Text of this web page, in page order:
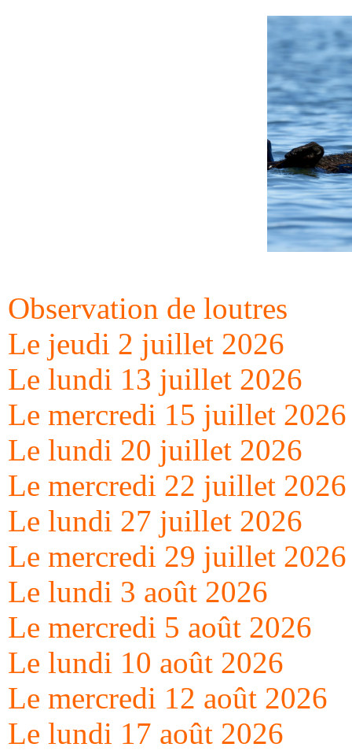
Observation de loutres
Le jeudi 2 juillet 2026
Le lundi 13 juillet 2026
Le mercredi 15 juillet 2026
Le lundi 20 juillet 2026
Le mercredi 22 juillet 2026
Le lundi 27 juillet 2026
Le mercredi 29 juillet 2026
Le lundi 3 août 2026
Le mercredi 5 août 2026
Le lundi 10 août 2026
Le mercredi 12 août 2026
Le lundi 17 août 2026